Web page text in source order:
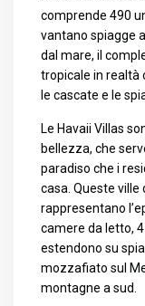
comprende 490
vantano spiagge
dal mare, il
tropicale in realtà
le cascate e le
Le Havaii Villas
bellezza, che
paradiso che i
casa. Queste ville
rappresentano
camere da letto,
estendono su
mozzafiato sul
montagne a sud.